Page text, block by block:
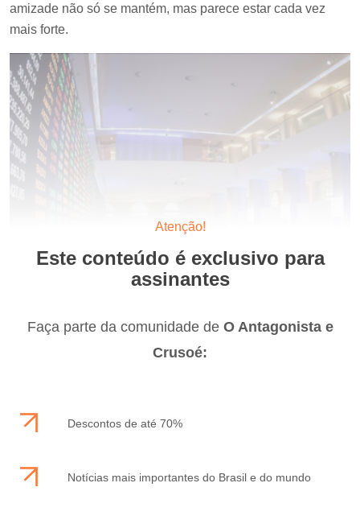
Atenção!
Este conteúdo é exclusivo para
assinantes
Faça parte da comunidade de O Antagonista e
Crusoé:
Descontos de até 70%
Notícias mais importantes do Brasil e do mundo
amizade não só se mantém, mas parece estar cada vez
mais forte.